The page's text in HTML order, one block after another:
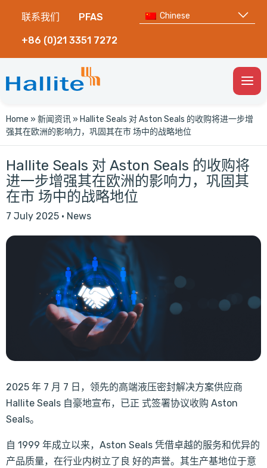
联系我们 PFAS
+86 (0)21 3351 7272
Chinese
Home » 新闻资讯 » Hallite Seals 对 Aston Seals 的收购将进一步增
强其在欧洲的影响力，巩固其在市 场中的战略地位
Hallite Seals 对 Aston Seals 的收购将
进一步增强其在欧洲的影响力，巩固其
在市 场中的战略地位
7 July 2025 · News
2025 年 7 月 7 日，领先的高端液压密封解决方案供应商
Hallite Seals 自豪地宣布，已正 式签署协议收购 Aston
Seals。
自 1999 年成立以来，Aston Seals 凭借卓越的服务和优异的
产品质量，在行业内树立了良 好的声誉。其生产基地位于意